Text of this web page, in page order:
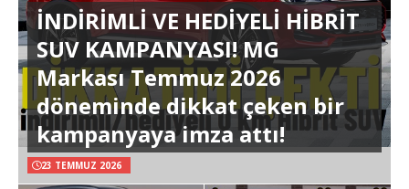
İNDİRİMLİ VE HEDİYELİ HİBRİT
SUV KAMPANYASI! MG
Markası Temmuz 2026
döneminde dikkat çeken bir
kampanyaya imza attı!
23 TEMMUZ 2026